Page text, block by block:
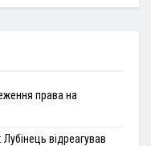
права на
відреагував